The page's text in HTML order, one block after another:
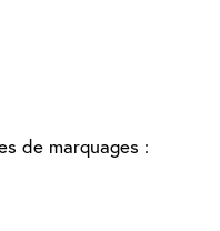
de marquages :